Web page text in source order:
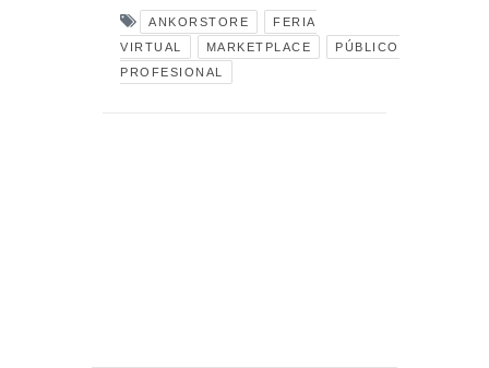
ANKORSTORE
FERIA
VIRTUAL
MARKETPLACE
PÚBLICO
PROFESIONAL